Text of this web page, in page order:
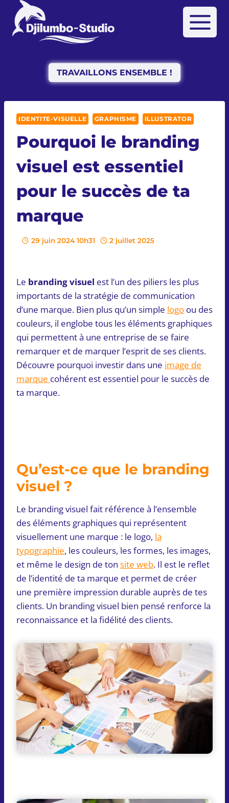
contenu
TRAVAILLONS ENSEMBLE !
IDENTITE-VISUELLE GRAPHISME ILLUSTRATOR
Pourquoi le branding
visuel est essentiel
pour le succès de ta
marque
29 juin 2024 10h31 2 juillet 2025
Le branding visuel est l’un des piliers les plus
importants de la stratégie de communication
d’une marque. Bien plus qu’un simple logo ou des
couleurs, il englobe tous les éléments graphiques
qui permettent à une entreprise de se faire
remarquer et de marquer l’esprit de ses clients.
Découvre pourquoi investir dans une image de
marque cohérent est essentiel pour le succès de
ta marque.
Qu’est-ce que le branding
visuel ?
Le branding visuel fait référence à l’ensemble
des éléments graphiques qui représentent
visuellement une marque : le logo, la
typographie, les couleurs, les formes, les images,
et même le design de ton site web. Il est le reflet
de l’identité de ta marque et permet de créer
une première impression durable auprès de tes
clients. Un branding visuel bien pensé renforce la
reconnaissance et la fidélité des clients.